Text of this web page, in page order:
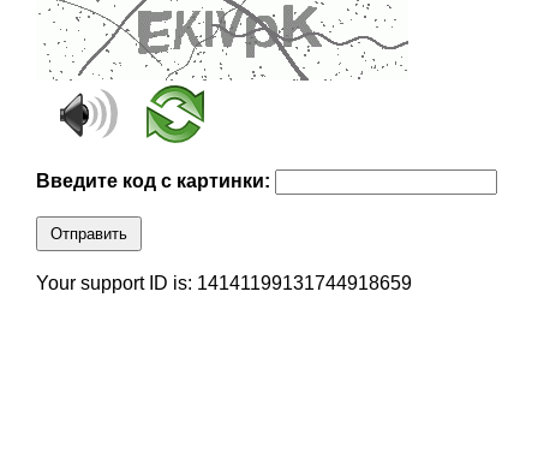
Введите код с картинки:
Отправить
Your support ID is: 14141199131744918659